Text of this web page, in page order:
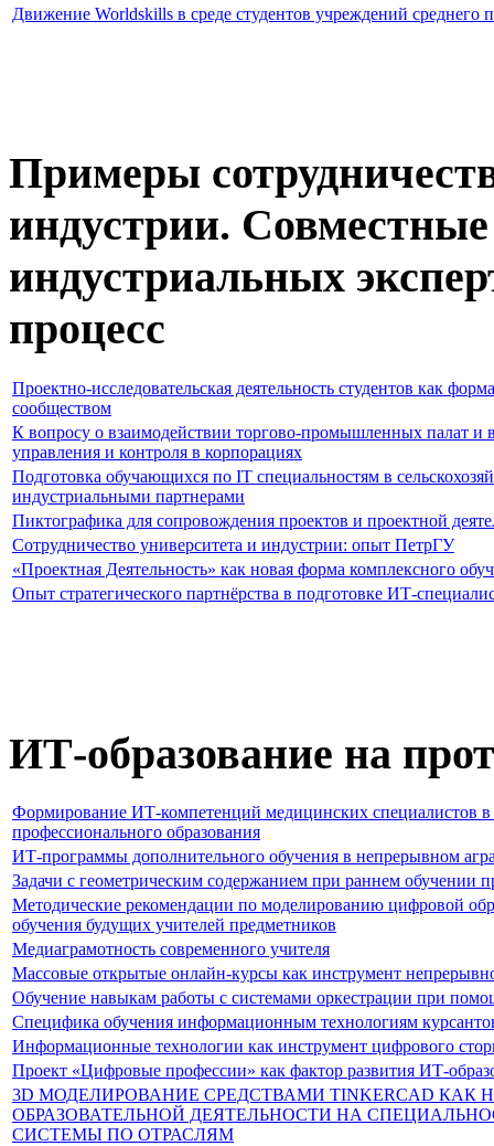
Движение Worldskills в среде студентов учреждений среднего
Примеры
индустрии.
индустриальных
процесс
Проектно-исследовательская деятельность студентов как
сообществом
К вопросу о взаимодействии торгово-промышленных палат и
управления и контроля в корпорациях
Подготовка обучающихся по IT специальностям в
индустриальными партнерами
Пиктографика для сопровождения проектов и проектной
Сотрудничество университета и индустрии: опыт ПетрГУ
«Проектная Деятельность» как новая форма комплексного
Опыт стратегического партнёрства в подготовке ИТ-
ИТ-образование на
Формирование ИТ-компетенций медицинских специалистов в
профессионального образования
ИТ-программы дополнительного обучения в непрерывном
Задачи с геометрическим содержанием при раннем обучении
Методические рекомендации по моделированию цифровой
обучения будущих учителей предметников
Медиаграмотность современного учителя
Массовые открытые онлайн-курсы как инструмент
Обучение навыкам работы с системами оркестрации при
Специфика обучения информационным технологиям
Информационные технологии как инструмент цифрового
Проект «Цифровые профессии» как фактор развития ИТ-
3D МОДЕЛИРОВАНИЕ СРЕДСТВАМИ TINKERCAD КАК
ОБРАЗОВАТЕЛЬНОЙ ДЕЯТЕЛЬНОСТИ НА
СИСТЕМЫ ПО ОТРАСЛЯМ